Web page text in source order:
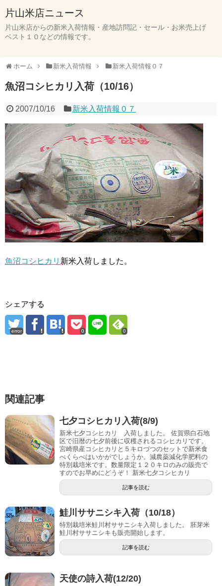
片山米店ニュース
片山米店からの新米入荷情報・産地訪問記・セール・お米売上げ
ベスト１０などの情報です。
ホーム 新米入荷情報 新米入荷情報０７
魚沼コシヒカリ入荷（10/16）
2007/10/16 新米入荷情報０７
魚沼コシヒカリ 新米入荷しました。
シェアする
error 0 0
関連記事
七夕コシヒカリ入荷(8/9)
新米七夕コシヒカリ 入荷しました。 佐賀県白石地
区で旧暦の七夕前後に収穫されるコシヒカリです。
宮崎県産コシヒカリと５キロづつのセットで新米食
べくらべはいかがでしょうか。減農薬減化学肥料の
特別栽培米です。数量限定１２０キロのみの販売で
すのでお早めにどうぞ！ 新米七夕コシヒカリ
記事を読む
鮭川ササニシキ入荷（10/18）
特別栽培米鮭川村ササニシキ入荷しました。 胚芽米
鮭川村ササニシキも販売開始します。
記事を読む
天使の詩入荷(12/20)